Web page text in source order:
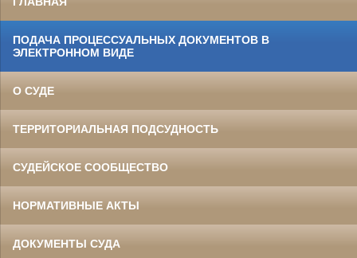
ПОДАЧА ПРОЦЕССУАЛЬНЫХ ДОКУМЕНТОВ В
ЭЛЕКТРОННОМ ВИДЕ
О СУДЕ
ТЕРРИТОРИАЛЬНАЯ ПОДСУДНОСТЬ
СУДЕЙСКОЕ СООБЩЕСТВО
НОРМАТИВНЫЕ АКТЫ
ДОКУМЕНТЫ СУДА